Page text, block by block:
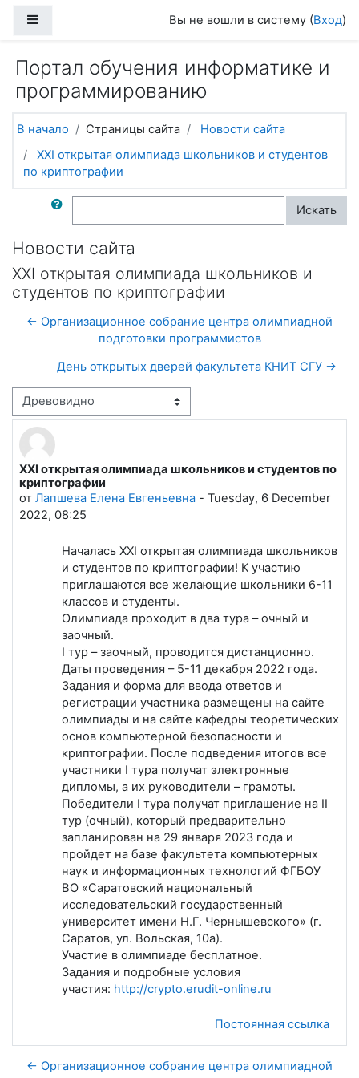
Вы не вошли в систему (Вход)
Портал обучения информатике и
программированию
В начало Страницы сайта
Новости сайта
XXI открытая олимпиада школьников и студентов
по криптографии
Поиск по форумам Искать
Новости сайта
XXI открытая олимпиада школьников и
студентов по криптографии
← Организационное собрание центра олимпиадной
подготовки программистов
День открытых дверей факультета КНИТ СГУ →
Режим отображения
XXI открытая олимпиада школьников и студентов по
криптографии
от Лапшева Елена Евгеньевна - Tuesday, 6 December
2022, 08:25
Количество ответов: 0
Началась XXI открытая олимпиада школьников
и студентов по криптографии! К участию
приглашаются все желающие школьники 6-11
классов и студенты.
Олимпиада проходит в два тура – очный и
заочный.
I тур – заочный, проводится дистанционно.
Даты проведения – 5-11 декабря 2022 года.
Задания и форма для ввода ответов и
регистрации участника размещены на сайте
олимпиады и на сайте кафедры теоретических
основ компьютерной безопасности и
криптографии. После подведения итогов все
участники I тура получат электронные
дипломы, а их руководители – грамоты.
Победители I тура получат приглашение на II
тур (очный), который предварительно
запланирован на 29 января 2023 года и
пройдет на базе факультета компьютерных
наук и информационных технологий ФГБОУ
ВО «Саратовский национальный
исследовательский государственный
университет имени Н.Г. Чернышевского» (г.
Саратов, ул. Вольская, 10а).
Участие в олимпиаде бесплатное.
Задания и подробные условия
участия: http://crypto.erudit-online.ru
Постоянная ссылка
← Организационное собрание центра олимпиадной